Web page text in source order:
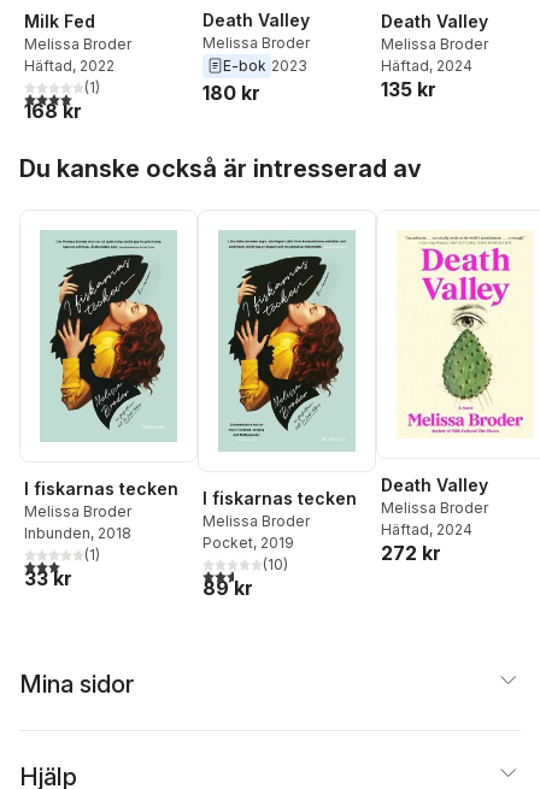
Milk Fed
Melissa Broder
Häftad, 2022
4,0utav 5 stjärnor. Totalt antal röster:
(1)
168 kr
Death Valley
Melissa Broder
E-bok 2023
180 kr
Death Valley
Melissa Broder
Häftad, 2024
135 kr
Du kanske också är intresserad av
I fiskarnas tecken
Melissa Broder
Inbunden, 2018
3,0utav 5 stjärnor. Totalt antal röster:
(1)
33 kr
I fiskarnas tecken
Melissa Broder
Pocket, 2019
2,6utav 5 stjärnor. Totalt antal röster:
(10)
89 kr
Death Valley
Melissa Broder
Häftad, 2024
272 kr
Mina sidor
Hjälp